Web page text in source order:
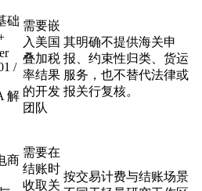
础
/
解
需要嵌
入美国
叠加税
率结果
的开发
团队
其明确不提供海关申
报、约束性归类、货运
服务，也不替代法律或
报关行复核。
商
需要在
结账时
收取关
按交易计费与结账场景